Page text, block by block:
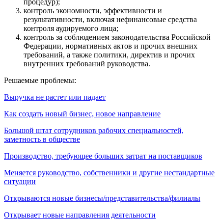
процедур);
контроль экономности, эффективности и
результативности, включая нефинансовые средства
контроля аудируемого лица;
контроль за соблюдением законодательства Российской
Федерации, нормативных актов и прочих внешних
требований, а также политики, директив и прочих
внутренних требований руководства.
Решаемые проблемы:
Выручка не растет или падает
Как создать новый бизнес, новое направление
Большой штат сотрудников рабочих специальностей,
заметность в обществе
Производство, требующее больших затрат на поставщиков
Меняется руководство, собственники и другие нестандартные
ситуации
Открываются новые бизнесы/представительства/филиалы
Открывает новые направления деятельности